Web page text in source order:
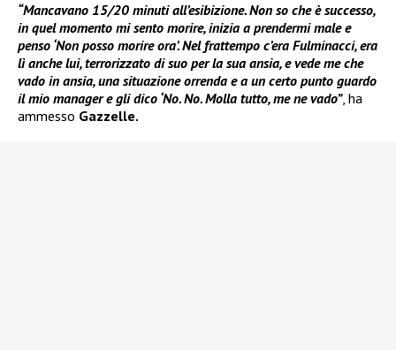
“Mancavano 15/20 minuti all’esibizione. Non so che è successo,
in quel momento mi sento morire, inizia a prendermi male e
penso ‘Non posso morire ora’. Nel frattempo c’era Fulminacci, era
lì anche lui, terrorizzato di suo per la sua ansia, e vede me che
vado in ansia, una situazione orrenda e a un certo punto guardo
il mio manager e gli dico ‘No. No. Molla tutto, me ne vado”, ha
ammesso Gazzelle.